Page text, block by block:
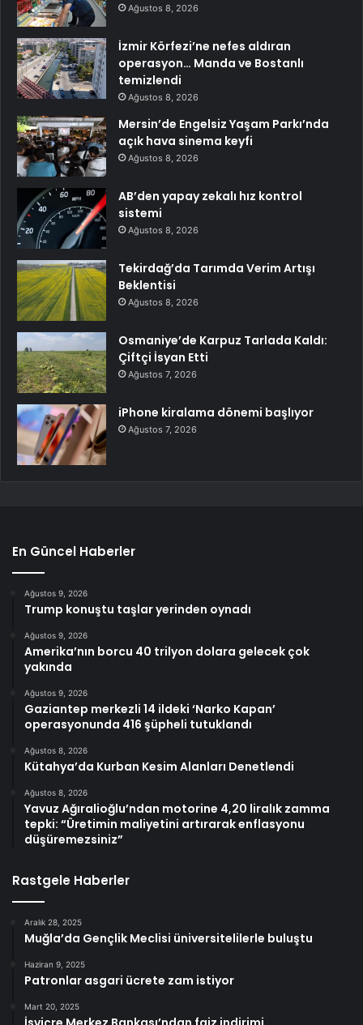
Ağustos 8, 2026
İzmir Körfezi’ne nefes aldıran
operasyon… Manda ve Bostanlı
temizlendi
Ağustos 8, 2026
Mersin’de Engelsiz Yaşam Parkı’nda
açık hava sinema keyfi
Ağustos 8, 2026
AB’den yapay zekalı hız kontrol
sistemi
Ağustos 8, 2026
Tekirdağ’da Tarımda Verim Artışı
Beklentisi
Ağustos 8, 2026
Osmaniye’de Karpuz Tarlada Kaldı:
Çiftçi İsyan Etti
Ağustos 7, 2026
iPhone kiralama dönemi başlıyor
Ağustos 7, 2026
En Güncel Haberler
Ağustos 9, 2026
Trump konuştu taşlar yerinden oynadı
Ağustos 9, 2026
Amerika’nın borcu 40 trilyon dolara gelecek çok
yakında
Ağustos 9, 2026
Gaziantep merkezli 14 ildeki ‘Narko Kapan’
operasyonunda 416 şüpheli tutuklandı
Ağustos 8, 2026
Kütahya’da Kurban Kesim Alanları Denetlendi
Ağustos 8, 2026
Yavuz Ağıralioğlu’ndan motorine 4,20 liralık zamma
tepki: “Üretimin maliyetini artırarak enflasyonu
düşüremezsiniz”
Rastgele Haberler
Aralık 28, 2025
Muğla’da Gençlik Meclisi üniversitelilerle buluştu
Haziran 9, 2025
Patronlar asgari ücrete zam istiyor
Mart 20, 2025